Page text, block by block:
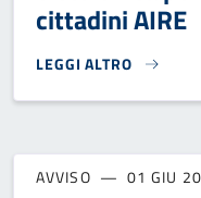
cittadini AIRE
LEGGI ALTRO
CARTA D'IDENTITÀ
AVVISO 01 GIU